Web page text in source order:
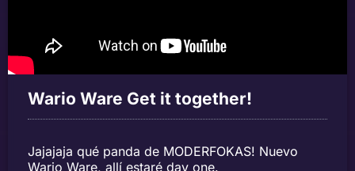
Wario Ware Get it together!
Jajajaja qué panda de MODERFOKAS! Nuevo
Wario Ware, allí estaré day one.